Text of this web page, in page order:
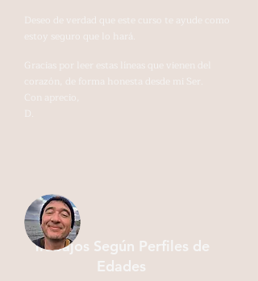
Deseo de verdad que este curso te ayude como
estoy seguro que lo hará.
Gracias por leer estas líneas que vienen del
corazón, de forma honesta desde mi Ser.
Con aprecio,
D.
Trabajos Según Perfiles de
Edades